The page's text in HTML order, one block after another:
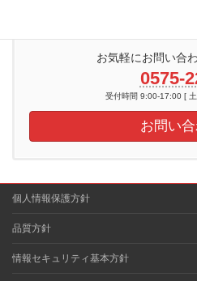
お気軽にお問い合
0575-
受付時間 9:00-17:00 [
お問い
個人情報保護方針
品質方針
情報セキュリティ基本方針